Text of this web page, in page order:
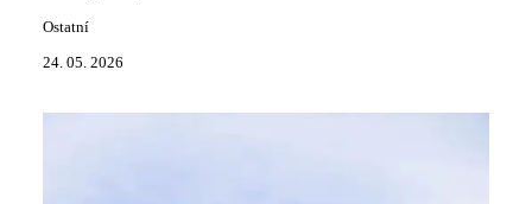
Ostatní
24. 05. 2026